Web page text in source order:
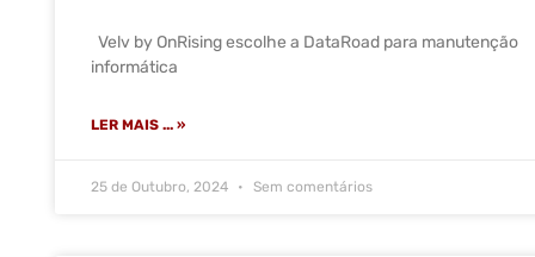
Velv by OnRising escolhe a DataRoad para manutenção
informática
LER MAIS ... »
25 de Outubro, 2024 Sem comentários